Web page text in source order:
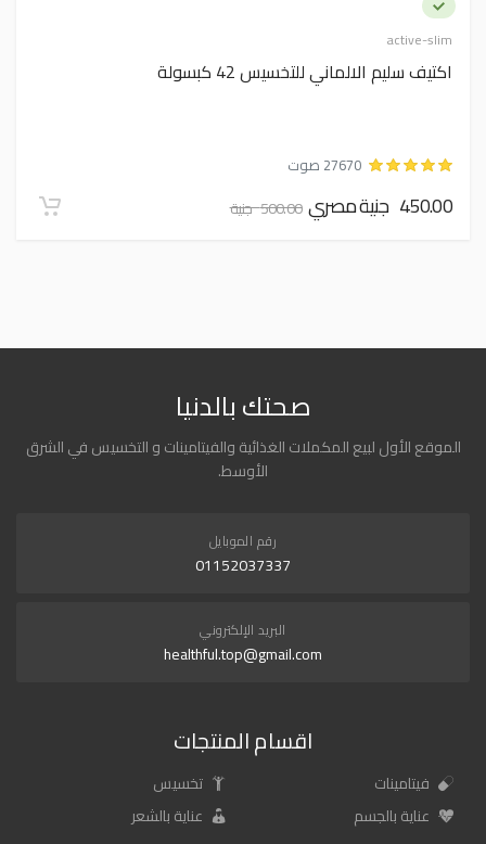
active-slim
اكتيف سليم الالماني للتخسيس 42 كبسولة
27670 صوت
450.00 جنية مصري 500.00 جنية
صحتك بالدنيا
الموقع الأول لبيع المكملات الغذائية والفيتامينات و التخسيس في الشرق
الأوسط.
رقم الموبايل
01152037337
البريد الإلكتروني
healthful.top@gmail.com
اقسام المنتجات
فيتامينات
تخسيس
عناية بالجسم
عناية بالشعر